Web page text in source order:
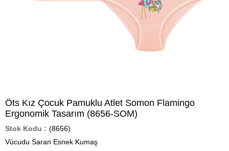
Öts Kız Çocuk Pamuklu Atlet Somon Flamingo
Ergonomik Tasarım (8656-SOM)
(8656)
Vücudu Saran Esnek Kumaş